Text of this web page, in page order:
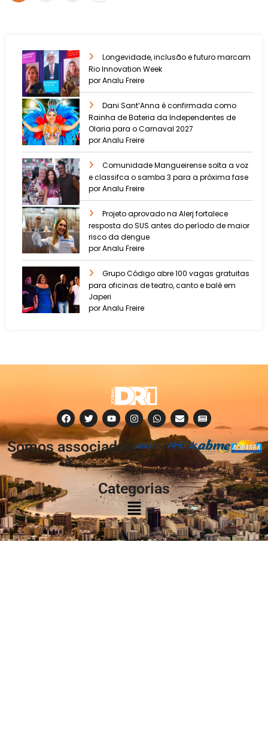
Longevidade, inclusão e futuro marcam
Rio Innovation Week
por Analu Freire
Dani Sant’Anna é confirmada como
Rainha de Bateria da Independentes de
Olaria para o Carnaval 2027
por Analu Freire
Comunidade Mangueirense solta a voz
e classifca o samba 3 para a próxima fase
por Analu Freire
Projeto aprovado na Alerj fortalece
resposta do SUS antes do período de maior
risco da dengue
por Analu Freire
Grupo Código abre 100 vagas gratuitas
para oficinas de teatro, canto e balé em
Japeri
por Analu Freire
Somos associados
à:
Categorias